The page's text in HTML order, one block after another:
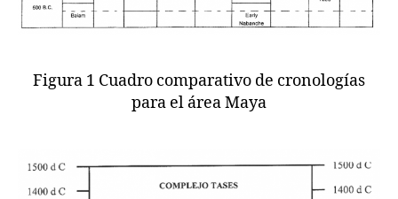
Figura 1 Cuadro comparativo de cronologías
para el área Maya